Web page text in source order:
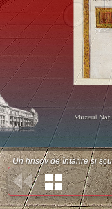
Un hrisov de întărire și